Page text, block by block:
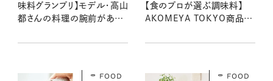
味料グランプリ】モデル・高山
都さんの料理の腕前があが
【食のプロが選ぶ調味料】
AKOMEYA TOKYO商品部
FOOD FOOD